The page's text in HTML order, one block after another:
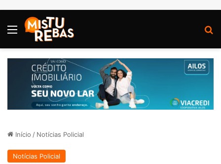
Menu
Início / Notícias Policial
Notícias Policial